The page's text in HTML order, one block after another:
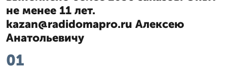
не менее 11 лет.
kazan@radidomapro.ru Алексею
Анатольевичу
01